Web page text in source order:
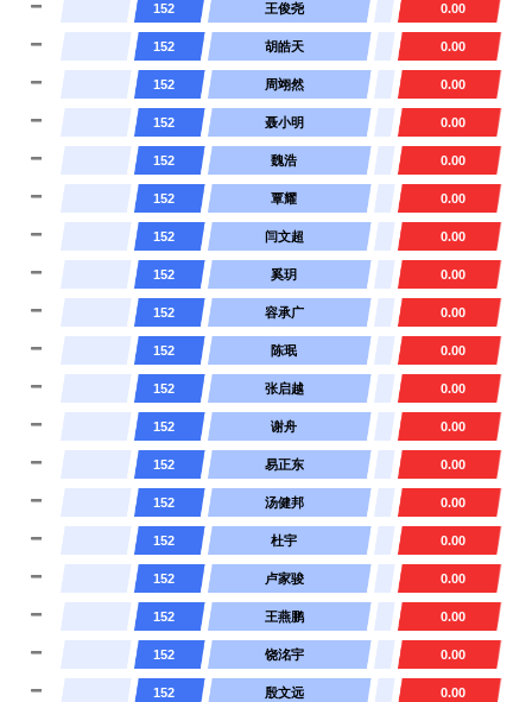
152 王俊尧 0.00
152 胡皓天 0.00
152 周翊然 0.00
152 聂小明 0.00
152 魏浩 0.00
152 覃耀 0.00
152 闫文超 0.00
152 奚玥 0.00
152 容承广 0.00
152 陈珉 0.00
152 张启越 0.00
152 谢舟 0.00
152 易正东 0.00
152 汤健邦 0.00
152 杜宇 0.00
152 卢家骏 0.00
152 王燕鹏 0.00
152 饶洺宇 0.00
152 殷文远 0.00